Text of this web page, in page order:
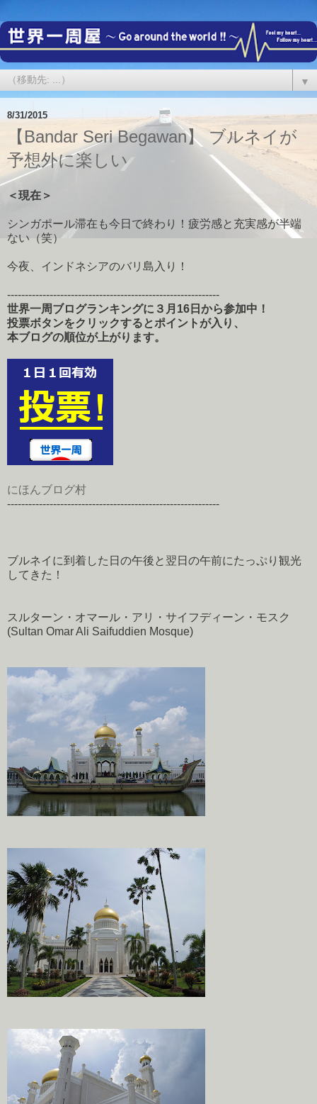
▼
8/31/2015
【Bandar Seri Begawan】 ブルネイが
予想外に楽しい
＜現在＞
シンガポール滞在も今日で終わり！疲労感と充実感が半端
ない（笑）
今夜、インドネシアのバリ島入り！
------------------------------------------------------------
世界一周ブログランキングに３月16日から参加中！
投票ボタンをクリックするとポイントが入り、
本ブログの順位が上がります。
にほんブログ村
------------------------------------------------------------
ブルネイに到着した日の午後と翌日の午前にたっぷり観光
してきた！
スルターン・オマール・アリ・サイフディーン・モスク
(Sultan Omar Ali Saifuddien Mosque)